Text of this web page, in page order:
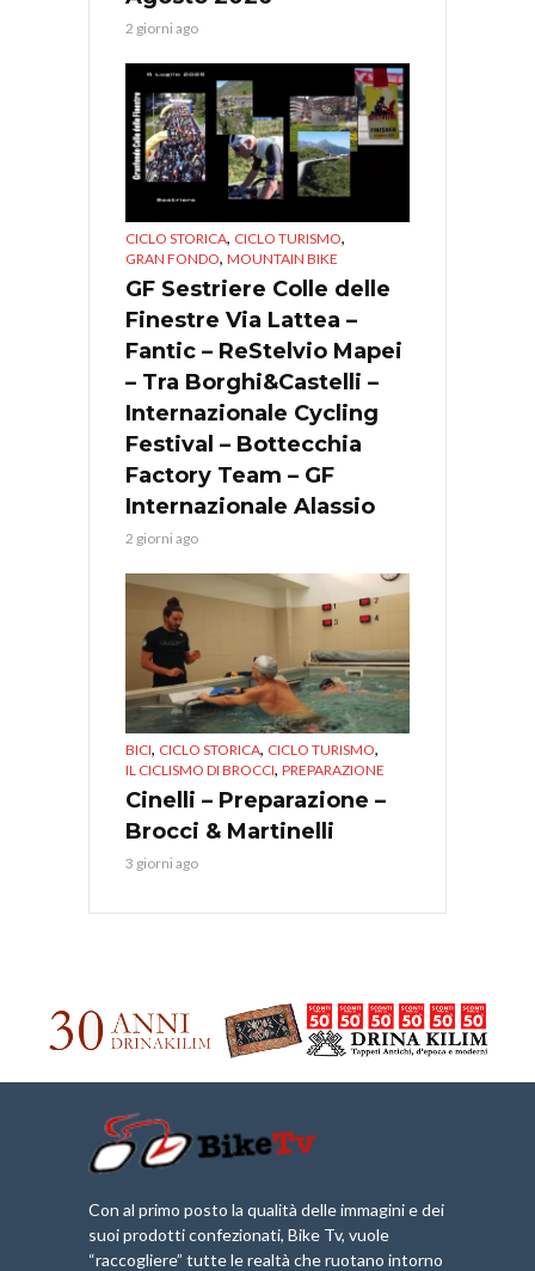
2 giorni ago
CICLO STORICA, CICLO TURISMO,
GRAN FONDO, MOUNTAIN BIKE
GF Sestriere Colle delle
Finestre Via Lattea –
Fantic – ReStelvio Mapei
– Tra Borghi&Castelli –
Internazionale Cycling
Festival – Bottecchia
Factory Team – GF
Internazionale Alassio
2 giorni ago
BICI, CICLO STORICA, CICLO TURISMO,
IL CICLISMO DI BROCCI, PREPARAZIONE
Cinelli – Preparazione –
Brocci & Martinelli
3 giorni ago
Con al primo posto la qualità delle immagini e dei
suoi prodotti confezionati, Bike Tv, vuole
“raccogliere” tutte le realtà che ruotano intorno